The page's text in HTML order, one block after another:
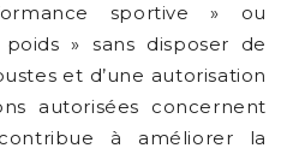
sportive » ou
» sans disposer de
et d’une autorisation
autorisées concernent
à améliorer la